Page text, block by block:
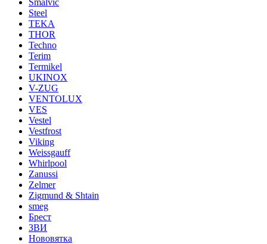
Steel
TEKA
THOR
Techno
Terim
Termikel
UKINOX
V-ZUG
VENTOLUX
VES
Vestel
Vestfrost
Viking
Weissgauff
Whirlpool
Zanussi
Zelmer
Zigmund & Shtain
smeg
Брест
ЗВИ
Нововятка